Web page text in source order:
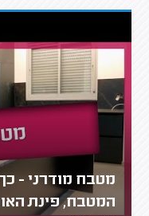
מטבח מודרני -
המטבח, פינת